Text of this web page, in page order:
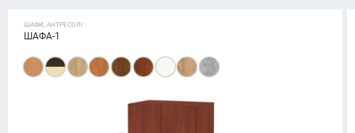
ШАФИ, АНТРЕСОЛІ
ШАФА-1